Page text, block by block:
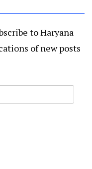
to Haryana
of new posts